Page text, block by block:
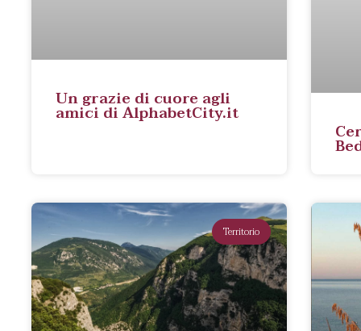
Un grazie di cuore agli
amici di AlphabetCity.it
Territorio